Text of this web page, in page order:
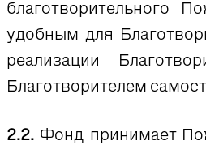
благотворительного
удобным для
реализации
Благотворителем
2.2. Фонд принимает